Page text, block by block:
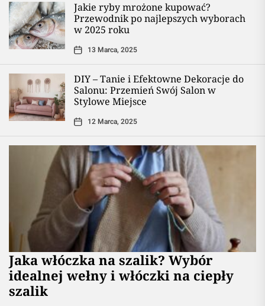
Jakie ryby mrożone kupować?
Przewodnik po najlepszych wyborach
w 2025 roku
13 Marca, 2025
DIY – Tanie i Efektowne Dekoracje do
Salonu: Przemień Swój Salon w
Stylowe Miejsce
12 Marca, 2025
Jaka włóczka na szalik? Wybór
idealnej wełny i włóczki na ciepły
szalik